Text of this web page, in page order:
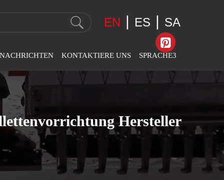
EN | ES | SA
NACHRICHTEN KONTAKTIERE UNS
Feedback
SPRACHE3
Español
Slovák
Hersteller